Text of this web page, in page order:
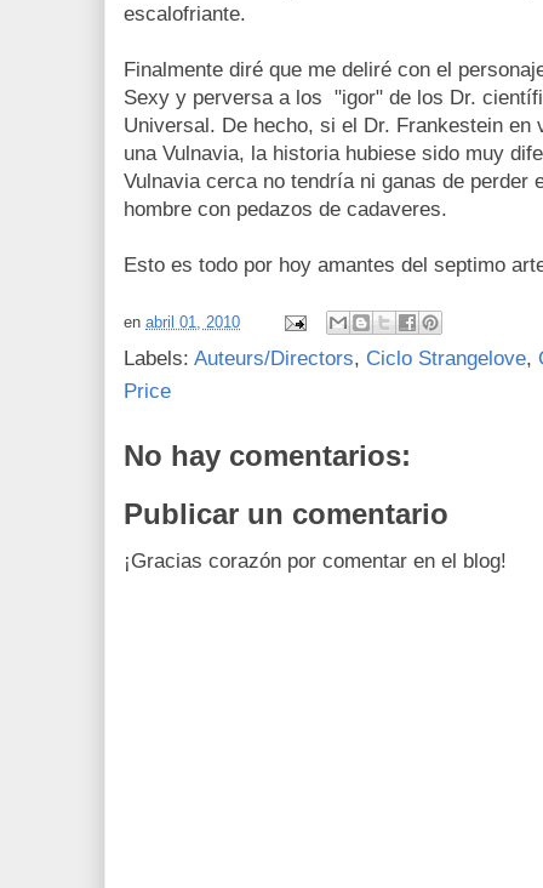
escalofriante.
Finalmente diré que me deliré con el
Sexy y perversa a los "igor" de los Dr.
Universal. De hecho, si el Dr. Frankestein en
una Vulnavia, la historia hubiese sido muy
Vulnavia cerca no tendría ni ganas de perder
hombre con pedazos de cadaveres.
Esto es todo por hoy amantes del septimo
en abril 01, 2010
Labels: Auteurs/Directors, Ciclo Strangelove,
Price
No hay comentarios:
Publicar un comentario
¡Gracias corazón por comentar en el blog!